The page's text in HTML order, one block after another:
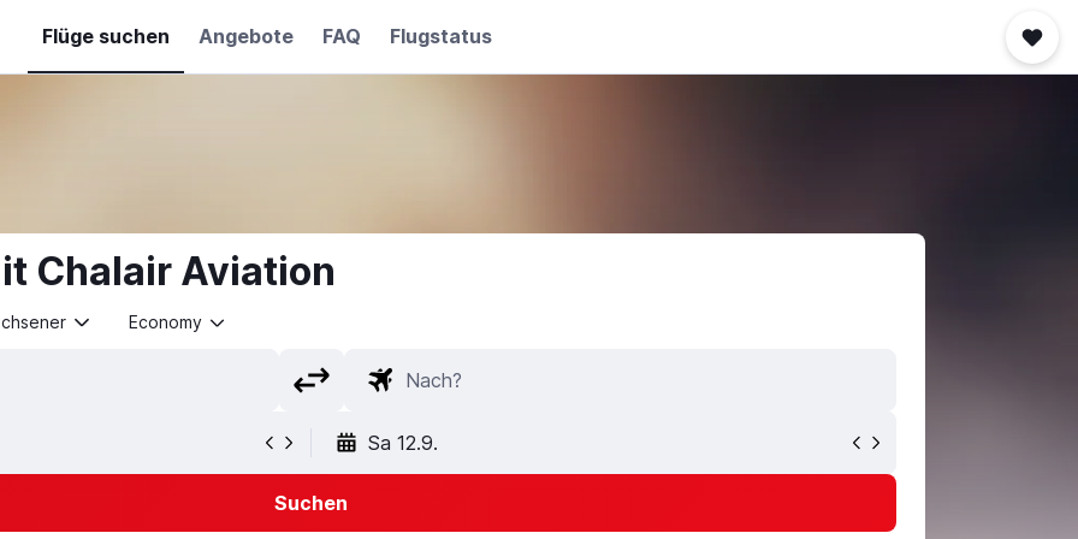
Flüge suchen Angebote FAQ Flugstatus
Chalair Aviation
Economy
Sa 12.9.
Suchen